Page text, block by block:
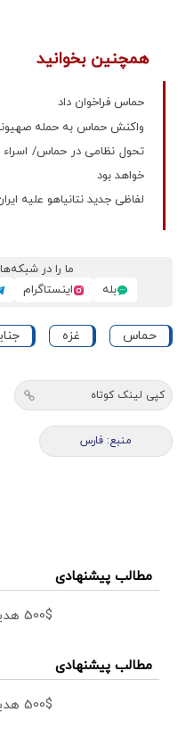
همچنین بخوانید
حماس فراخوان داد
واکنش حماس به حمله
تحول نظامی در حماس/
خواهد بود
لفاظی جدید نتانیاهو علیه
ما را در
بله
اینستاگرام
حماس غزه
کپی لینک کوتاه
منبع: فارس
مطالب پیشنهادی
500$ هدیه به کاربران جدید،ثبت نام کن
مطالب پیشنهادی
500$ هدیه به کاربران جدید،ثبت نام کن